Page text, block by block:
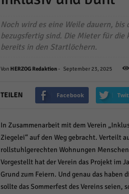
Noch wird es eine Weile dauern,
bezugsfertig sind. Die Mieter für
bereits in den Startlöchern.
Von HERZOG Redaktion- September 23, 2025
TEILEN Facebook
In Zusammenarbeit mit dem Verein
Ziegelei“ auf den Weg gebracht. Verteilt
rollstuhlgerechten Wohnungen
Vorgestellt hat der Verein das Projekt im
Grund zum Feiern. Und genau das
sollte das Sommerfest des Vereins seien,